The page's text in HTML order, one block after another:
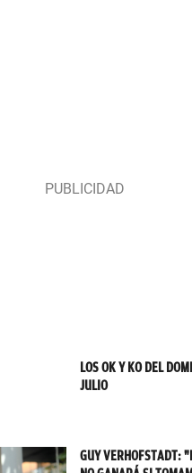
LOS OK Y KO DEL
JULIO
GUY VERHOFSTADT: